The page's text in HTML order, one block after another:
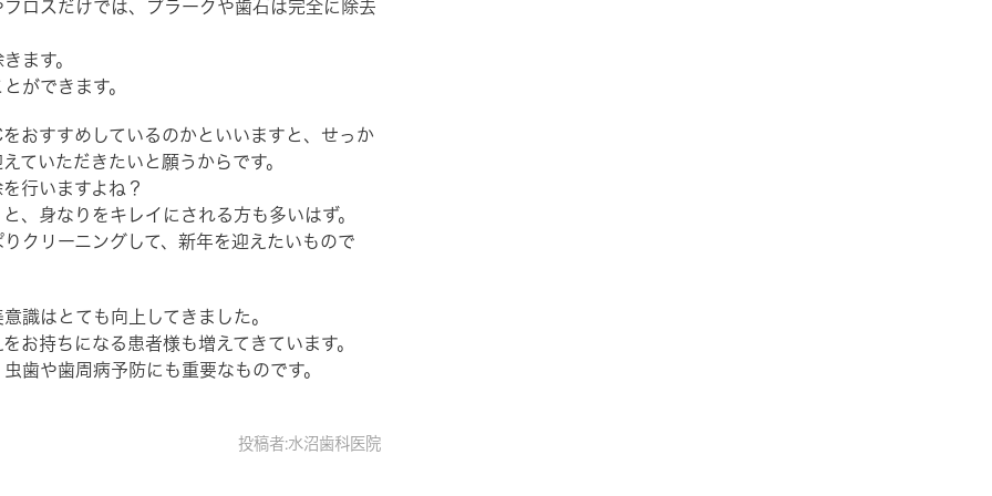
ロスだけでは、プラークや歯石は完全に除去
ます。
ができます。
おすすめしているのかといいますと、せっか
ていただきたいと願うからです。
行いますよね？
、身なりをキレイにされる方も多いはず。
クリーニングして、新年を迎えたいもので
識はとても向上してきました。
お持ちになる患者様も増えてきています。
歯や歯周病予防にも重要なものです。
投稿者:水沼歯科医院